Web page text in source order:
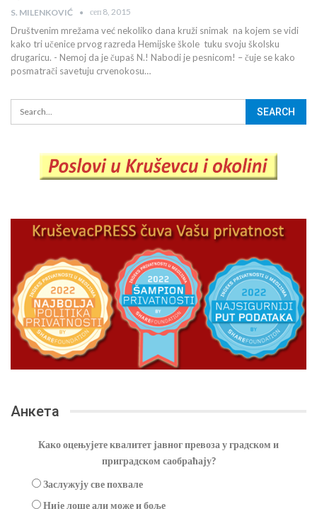
S. MILENKOVIĆ сеп 8, 2015
Društvenim mrežama već nekoliko dana kruži snimak na kojem se vidi
kako tri učenice prvog razreda Hemijske škole tuku svoju školsku
drugaricu. - Nemoj da je čupaš N.! Nabodi je pesnicom! – čuje se kako
posmatrači savetuju crvenokosu…
Анкета
Како оцењујете квалитет јавног превоза у градском и
приградском саобраћају?
Заслужују све похвале
Није лоше али може и боље